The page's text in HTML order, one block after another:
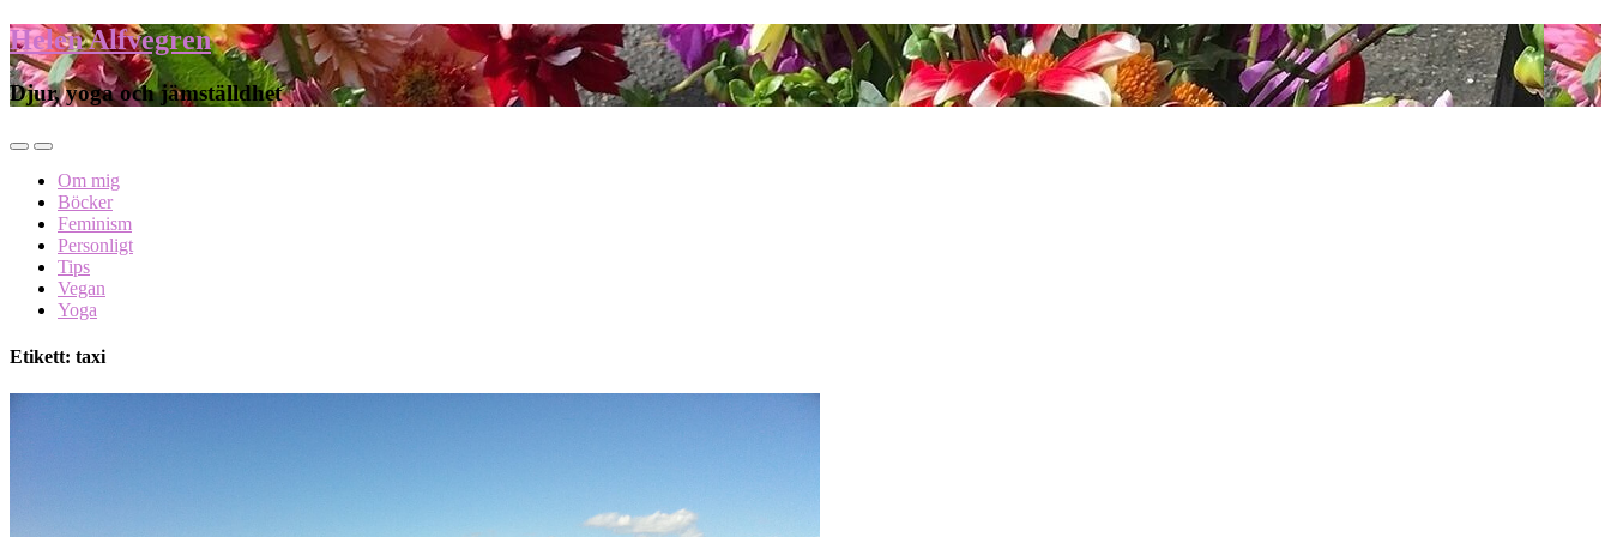
Helen Alfvegren
Djur, yoga och jämställdhet
Om mig
Böcker
Feminism
Personligt
Tips
Vegan
Yoga
Etikett: taxi